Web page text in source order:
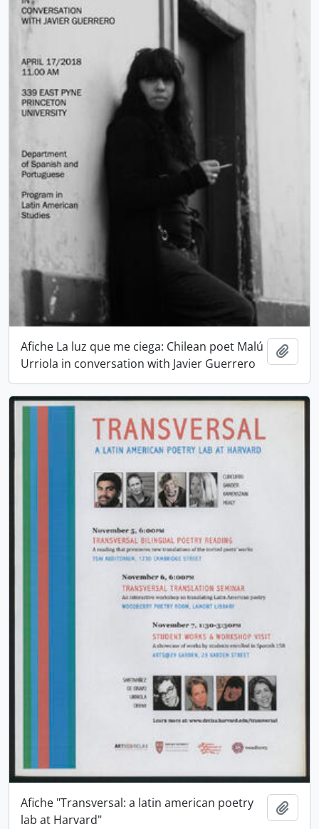
Afiche La luz que me ciega: Chilean poet Malú
Urriola in conversation with Javier Guerrero
Afiche "Transversal: a latin american poetry
lab at Harvard"